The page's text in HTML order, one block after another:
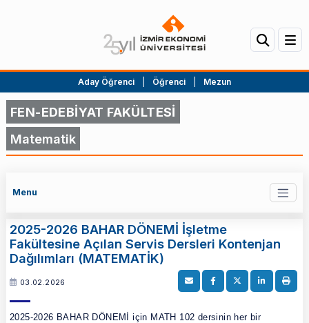
Aday Öğrenci Öğrenci Mezun
FEN-EDEBİYAT FAKÜLTESİ
Matematik
Menu
2025-2026 BAHAR DÖNEMİ İşletme
Fakültesine Açılan Servis Dersleri Kontenjan
Dağılımları (MATEMATİK)
03.02.2026
2025-2026 BAHAR DÖNEMİ için MATH 102 dersinin her bir